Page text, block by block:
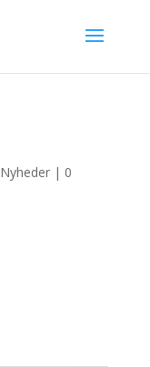
Nyheder| 0